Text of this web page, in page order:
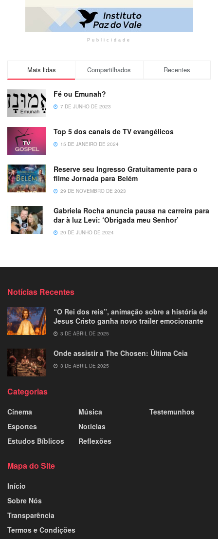
Publicidade
Mais lidas Compartilhados Recentes
Fé ou Emunah?
7 DE JUNHO DE 2023
Top 5 dos canais de TV evangélicos
15 DE JANEIRO DE 2024
Reserve seu Ingresso Gratuitamente para o
filme Jornada para Belém
29 DE NOVEMBRO DE 2023
Gabriela Rocha anuncia pausa na carreira para
dar à luz Levi: ‘Obrigada meu Senhor’
20 DE JUNHO DE 2024
Notícias Recentes
“O Rei dos reis”, animação sobre a história de
Jesus Cristo ganha novo trailer emocionante
3 DE ABRIL DE 2025
Onde assistir a The Chosen: Última Ceia
3 DE ABRIL DE 2025
Categorias
Cinema
Esportes
Estudos Bíblicos
Música
Notícias
Reflexões
Testemunhos
Mapa do Site
Início
Sobre Nós
Transparência
Termos e Condições